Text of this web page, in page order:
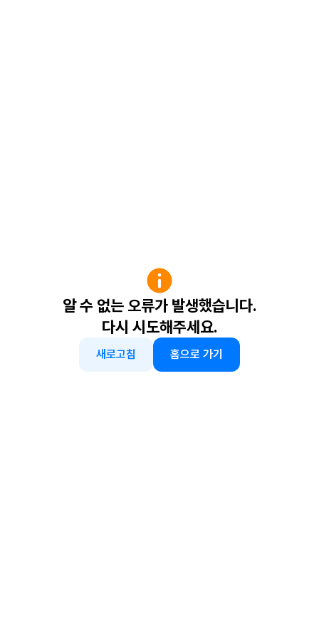
알 수 없는 오류가 발생했습니다.
다시 시도해주세요.
새로고침 홈으로 가기